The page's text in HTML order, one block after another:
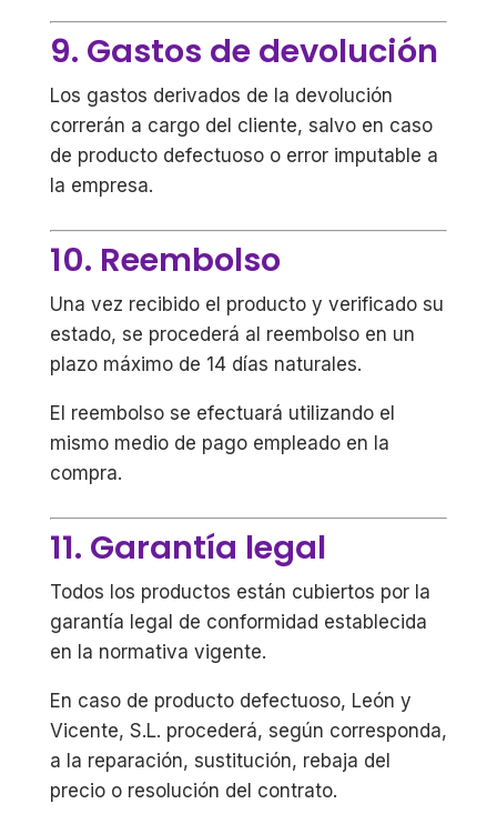
9. Gastos de devolución
Los gastos derivados de la devolución
correrán a cargo del cliente, salvo en caso
de producto defectuoso o error imputable a
la empresa.
10. Reembolso
Una vez recibido el producto y verificado su
estado, se procederá al reembolso en un
plazo máximo de 14 días naturales.
El reembolso se efectuará utilizando el
mismo medio de pago empleado en la
compra.
11. Garantía legal
Todos los productos están cubiertos por la
garantía legal de conformidad establecida
en la normativa vigente.
En caso de producto defectuoso, León y
Vicente, S.L. procederá, según corresponda,
a la reparación, sustitución, rebaja del
precio o resolución del contrato.